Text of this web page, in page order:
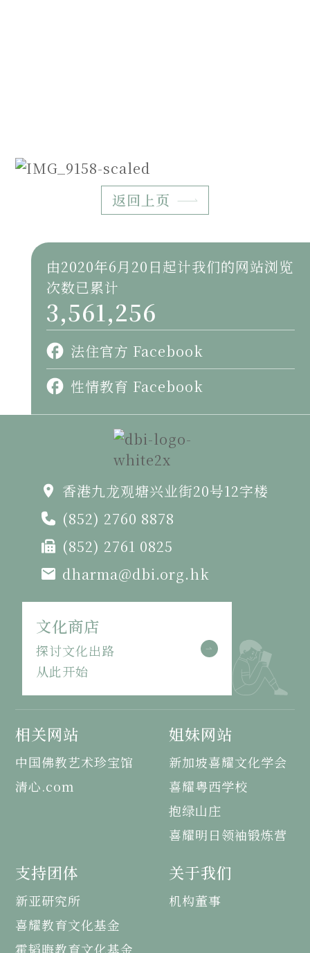
返回上页
由2020年6月20日起计我们的网站浏览
次数已累计
3,561,256
法住官方 Facebook
性情教育 Facebook
香港九龙观塘兴业街20号12字楼
(852) 2760 8878
(852) 2761 0825
dharma@dbi.org.hk
文化商店
探讨文化出路
从此开始
相关网站
中国佛教艺术珍宝馆
清心.com
姐妹网站
新加坡喜耀文化学会
喜耀粤西学校
抱绿山庄
喜耀明日领袖锻炼营
支持团体
新亚研究所
喜耀教育文化基金
霍韬晦教育文化基金
关于我们
机构董事